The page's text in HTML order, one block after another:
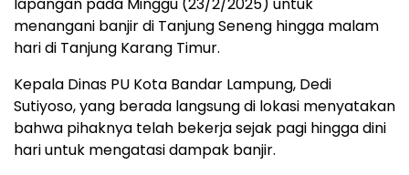
lapangan pada Minggu (23/2/2025) untuk
menangani banjir di Tanjung Seneng hingga malam
hari di Tanjung Karang Timur.
Kepala Dinas PU Kota Bandar Lampung, Dedi
Sutiyoso, yang berada langsung di lokasi menyatakan
bahwa pihaknya telah bekerja sejak pagi hingga dini
hari untuk mengatasi dampak banjir.